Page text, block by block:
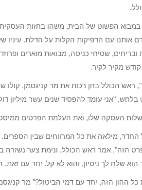
במבוא הפשוט של הבית, משהו בחזות
אותנו עם הדפיקות הקלות על הדלת. עיניו
ובריחים, שטיחי כניסה, מבואות מוארים
מקיר לקיר.
ראש הכולל בחן רכות את מר קניגסמן.
"אני עומד להפסיד שנים עשר מיליון
העסקה שלו, ואת העלמת הפרטים
מילאה את כל המרווחים שבין הספרים.
הזה", אמר ראש הכולל, ונימת צער נשזרה
שלח לך ניסיון, והוא לא קל. יחד עם זאת,
ההון הזה, יחד עם דמי הביטול?" מר